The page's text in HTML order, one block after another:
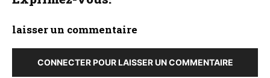
laisser un commentaire
CONNECTER POUR LAISSER UN COMMENTAIRE